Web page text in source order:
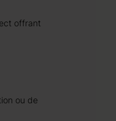
offrant
ou de